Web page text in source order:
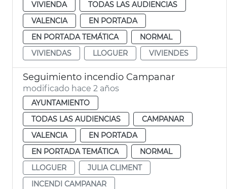
VIVIENDA
TODAS LAS AUDIENCIAS
VALENCIA
EN PORTADA
EN PORTADA TEMÁTICA
NORMAL
VIVIENDAS
LLOGUER VIVIENDES
Seguimiento incendio Campanar
modificado hace 2 años
AYUNTAMIENTO
TODAS LAS AUDIENCIAS
CAMPANAR
VALENCIA
EN PORTADA
EN PORTADA TEMÁTICA
NORMAL
LLOGUER
JULIA CLIMENT
INCENDI CAMPANAR